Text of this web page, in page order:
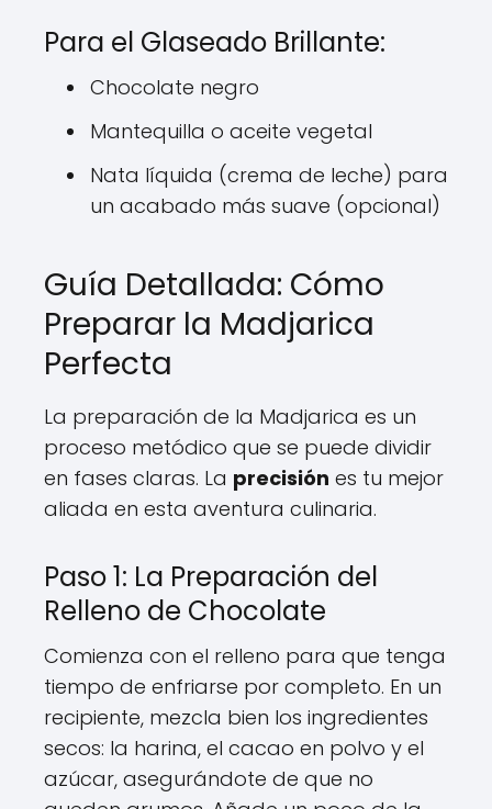
Para el Glaseado Brillante:
Chocolate negro
Mantequilla o aceite vegetal
Nata líquida (crema de leche) para
un acabado más suave (opcional)
Guía Detallada: Cómo
Preparar la Madjarica
Perfecta
La preparación de la Madjarica es un
proceso metódico que se puede dividir
en fases claras. La precisión es tu mejor
aliada en esta aventura culinaria.
Paso 1: La Preparación del
Relleno de Chocolate
Comienza con el relleno para que tenga
tiempo de enfriarse por completo. En un
recipiente, mezcla bien los ingredientes
secos: la harina, el cacao en polvo y el
azúcar, asegurándote de que no